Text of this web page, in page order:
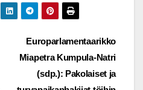
Europarlamentaarikko
Miapetra Kumpula-Natri
(sdp.): Pakolaiset ja